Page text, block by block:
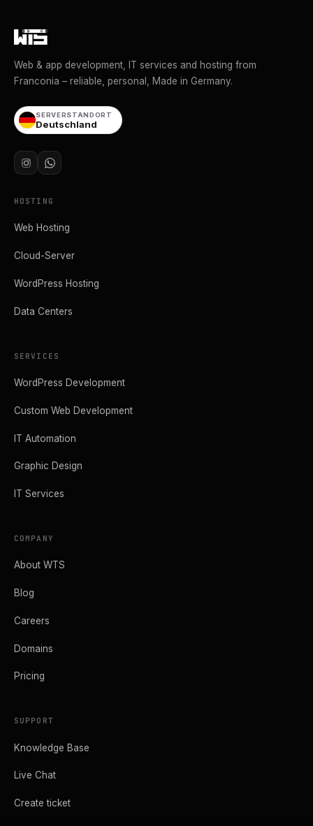
Web & app development, IT services and hosting from
Franconia – reliable, personal, Made in Germany.
SERVERSTANDORT
Deutschland
HOSTING
Web Hosting
Cloud-Server
WordPress Hosting
Data Centers
SERVICES
WordPress Development
Custom Web Development
IT Automation
Graphic Design
IT Services
COMPANY
About WTS
Blog
Careers
Domains
Pricing
SUPPORT
Knowledge Base
Live Chat
Create ticket